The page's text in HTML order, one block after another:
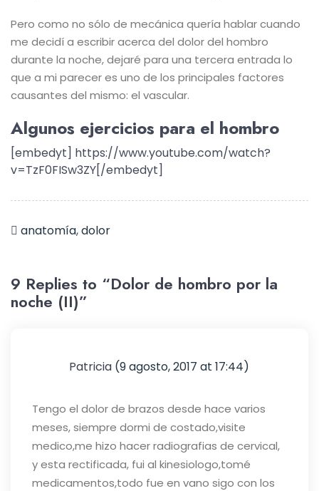
Pero como no sólo de mecánica quería hablar cuando
me decidí a escribir acerca del dolor del hombro
durante la noche, dejaré para una tercera entrada lo
que a mi parecer es uno de los principales factores
causantes del mismo: el vascular.
Algunos ejercicios para el hombro
[embedyt] https://www.youtube.com/watch?
v=TzF0FISw3ZY[/embedyt]
anatomía,dolor
9 Replies to “Dolor de hombro por la
noche (II)”
Patricia (9 agosto, 2017 at 17:44)
Tengo el dolor de brazos desde hace varios
meses, siempre dormi de costado,visite
medico,me hizo hacer radiografias de cervical,
y esta rectificada, fui al kinesiologo,tomé
medicamentos,todo fue en vano sigo con los